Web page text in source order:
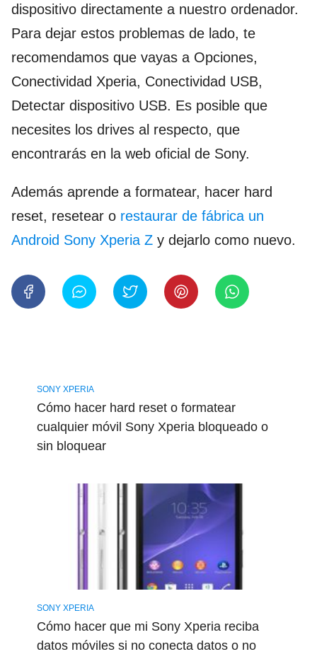
dispositivo directamente a nuestro ordenador.
Para dejar estos problemas de lado, te
recomendamos que vayas a Opciones,
Conectividad Xperia, Conectividad USB,
Detectar dispositivo USB. Es posible que
necesites los drives al respecto, que
encontrarás en la web oficial de Sony.
Además aprende a formatear, hacer hard
reset, resetear o restaurar de fábrica un
Android Sony Xperia Z y dejarlo como nuevo.
SONY XPERIA
Cómo hacer hard reset o formatear
cualquier móvil Sony Xperia bloqueado o
sin bloquear
SONY XPERIA
Cómo hacer que mi Sony Xperia reciba
datos móviles si no conecta datos o no